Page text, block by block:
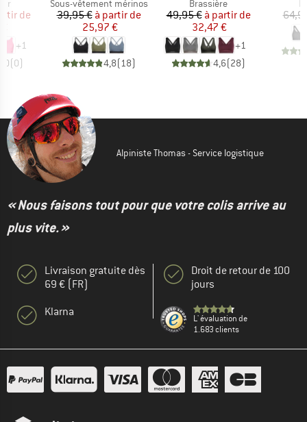
réduit
de
+1
(0)
Product group
Sous-vêtement mérinos
Prix
39,95 € Prix réduit
à partir de
25,97 €
4,8(18)
Product group
Brassière
Prix
49,95 € Prix réduit
à partir de
32,47 €
+1
4,6(28)
Alpiniste Thomas - Service logistique
« Nous faisons tout pour que votre colis arrive au
plus vite. »
Livraison gratuite dès
69 € (FR)
Klarna
Droit de retour de 100
jours
L' évaluation de
1.683 clients